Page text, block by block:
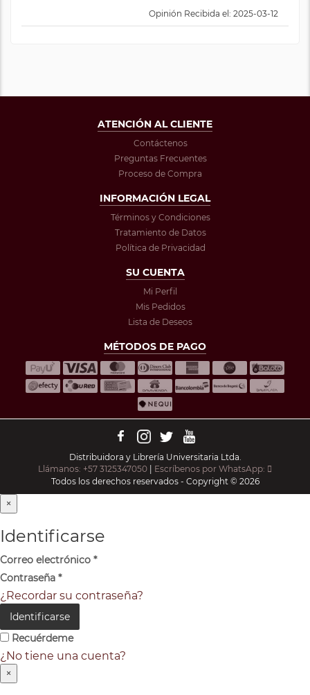
Opinión Recibida el: 2025-03-12
ATENCIÓN AL CLIENTE
Contáctenos
Preguntas Frecuentes
Proceso de Compra
INFORMACIÓN LEGAL
Términos y Condiciones
Tratamiento de Datos
Política de Privacidad
SU CUENTA
Mi Perfil
Mis Pedidos
Lista de Deseos
MÉTODOS DE PAGO
Distribuidora y Librería Universitaria Ltda.
Llámanos: +57 3125347050
Escríbenos por WhatsApp:
Todos los derechos reservados - Copyright © 2026
×
Identificarse
Correo electrónico *
Contraseña *
¿Recordar su contraseña?
Identificarse
Recuérdeme
¿No tiene una cuenta?
×